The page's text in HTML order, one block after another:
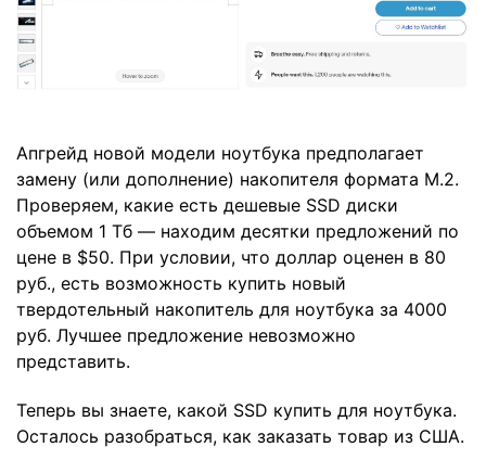
Апгрейд новой модели ноутбука предполагает
замену (или дополнение) накопителя формата M.2.
Проверяем, какие есть дешевые SSD диски
объемом 1 Тб — находим десятки предложений по
цене в $50. При условии, что доллар оценен в 80
руб., есть возможность купить новый
твердотельный накопитель для ноутбука за 4000
руб. Лучшее предложение невозможно
представить.
Теперь вы знаете, какой SSD купить для ноутбука.
Осталось разобраться, как заказать товар из США.